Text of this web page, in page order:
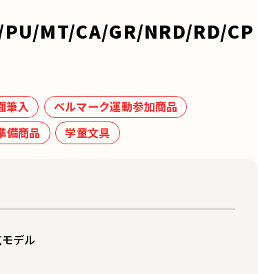
MT/CA/GR/NRD/RD/CP
筆入
ベルマーク運動参加商品
備商品 学童文具
デル